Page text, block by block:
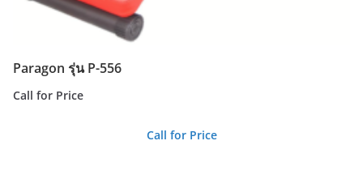
Paragon รุ่น P-556
Call for Price
Call for Price